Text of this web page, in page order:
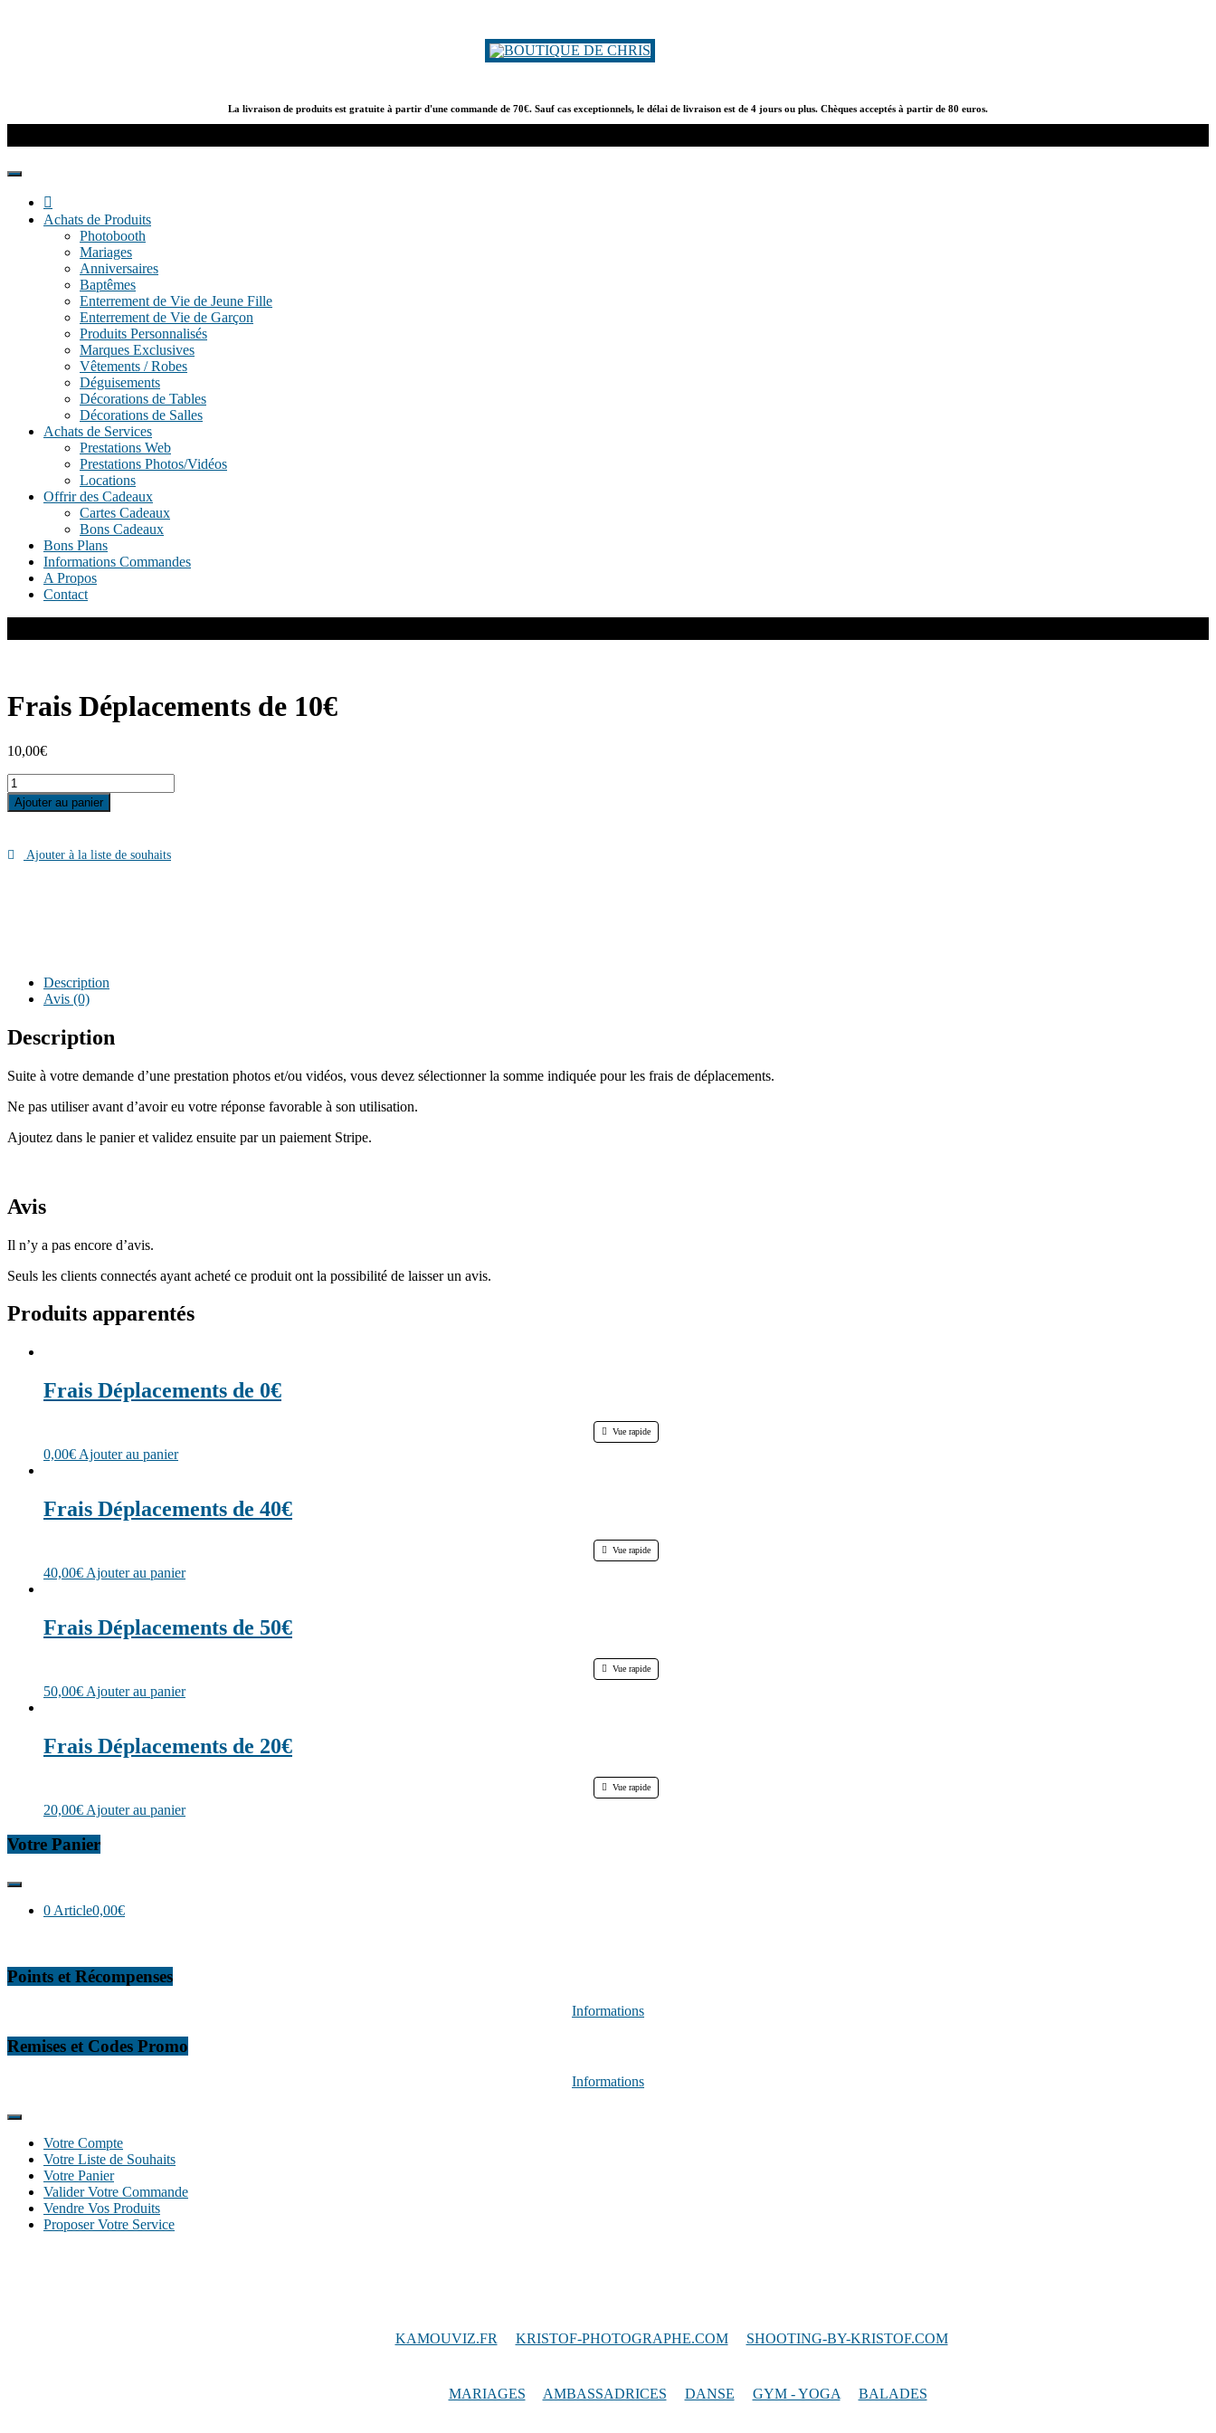
La livraison de produits est gratuite à partir d'une commande de 70€. Sauf cas exceptionnels, le délai de livraison est de 4 jours ou plus. Chèques acceptés à partir de 80 euros.
Boutique
de
Produits
Kamouviz
Achats de Produits
Photobooth
Mariages
Anniversaires
Baptêmes
Enterrement de Vie de Jeune Fille
Enterrement de Vie de Garçon
Produits Personnalisés
Marques Exclusives
Vêtements / Robes
Déguisements
Décorations de Tables
Décorations de Salles
Achats de Services
Prestations Web
Prestations Photos/Vidéos
Locations
Offrir des Cadeaux
Cartes Cadeaux
Bons Cadeaux
Bons Plans
Informations Commandes
A Propos
Contact
Frais Déplacements de 10€
10,00€
quantité
de
Frais
de
10€
Ajouter au panier
Ajouter à la liste de souhaits
Description
Avis (0)
Description
Suite à votre demande d’une prestation photos et/ou vidéos, vous devez sélectionner la somme indiquée pour les frais de déplacements.
Ne pas utiliser avant d’avoir eu votre réponse favorable à son utilisation.
Ajoutez dans le panier et validez ensuite par un paiement Stripe.
Avis
Il n’y a pas encore d’avis.
Seuls les clients connectés ayant acheté ce produit ont la possibilité de laisser un avis.
Produits apparentés
Frais Déplacements de 0€
Vue rapide
0,00€ Ajouter au panier
Frais Déplacements de 40€
Vue rapide
40,00€ Ajouter au panier
Frais Déplacements de 50€
Vue rapide
50,00€ Ajouter au panier
Frais Déplacements de 20€
Vue rapide
20,00€ Ajouter au panier
Votre Panier
0 Article0,00€
Points et Récompenses
Informations
Remises et Codes Promo
Informations
Votre Compte
Votre Liste de Souhaits
Votre Panier
Valider Votre Commande
Vendre Vos Produits
Proposer Votre Service
KAMOUVIZ.FR KRISTOF-PHOTOGRAPHE.COM/ SHOOTING-BY-KRISTOF.COM
MARIAGES AMBASSADRICES DANSE GYM - YOGA BALADES